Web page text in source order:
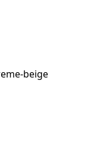
beige